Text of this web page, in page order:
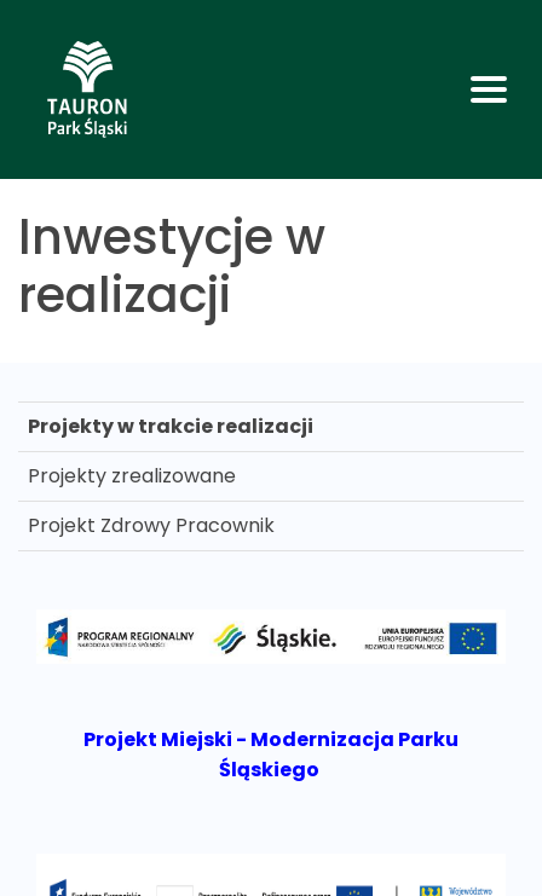
Inwestycje w
realizacji
Projekty w trakcie realizacji
Projekty zrealizowane
Projekt Zdrowy Pracownik
Projekt Miejski - Modernizacja Parku
Śląskiego